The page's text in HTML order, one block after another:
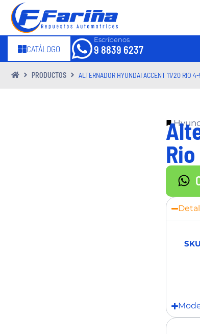
CATÁLOGO
Escríbenos
9 8839 6237
PRODUCTOS ALTERNADOR HYUNDAI ACCENT 11/20 RIO